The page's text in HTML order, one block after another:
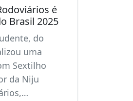
é
Brasil 2025
do
uma
Sextilho
da Niju